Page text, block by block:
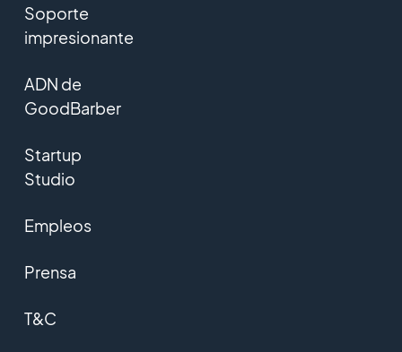
Soporte
impresionante
ADN de
GoodBarber
Startup
Studio
Empleos
Prensa
T&C